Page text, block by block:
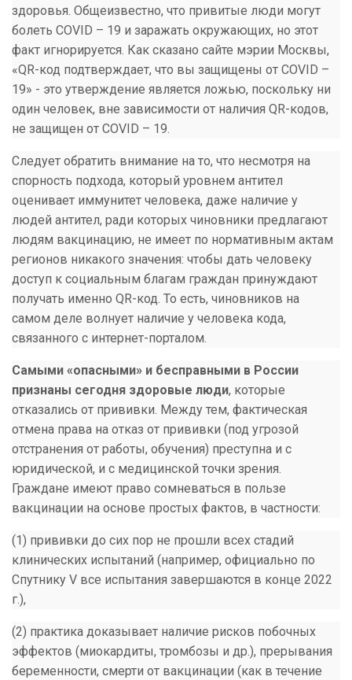
здоровья. Общеизвестно, что привитые люди могут
болеть COVID – 19 и заражать окружающих, но этот
факт игнорируется. Как сказано сайте мэрии Москвы,
«QR-код подтверждает, что вы защищены от COVID –
19» - это утверждение является ложью, поскольку ни
один человек, вне зависимости от наличия QR-кодов,
не защищен от COVID – 19.
Следует обратить внимание на то, что несмотря на
спорность подхода, который уровнем антител
оценивает иммунитет человека, даже наличие у
людей антител, ради которых чиновники предлагают
людям вакцинацию, не имеет по нормативным актам
регионов никакого значения: чтобы дать человеку
доступ к социальным благам граждан принуждают
получать именно QR-код. То есть, чиновников на
самом деле волнует наличие у человека кода,
связанного с интернет-порталом.
Самыми «опасными» и бесправными в России
признаны сегодня здоровые люди, которые
отказались от прививки. Между тем, фактическая
отмена права на отказ от прививки (под угрозой
отстранения от работы, обучения) преступна и с
юридической, и с медицинской точки зрения.
Граждане имеют право сомневаться в пользе
вакцинации на основе простых фактов, в частности:
(1) прививки до сих пор не прошли всех стадий
клинических испытаний (например, официально по
Спутнику V все испытания завершаются в конце 2022
г.),
(2) практика доказывает наличие рисков побочных
эффектов (миокардиты, тромбозы и др.), прерывания
беременности, смерти от вакцинации (как в течение